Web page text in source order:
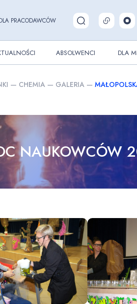
PRACODAWCÓW Pokaż/ukryj
ABSOLWENCI DLA
— CHEMIA — GALERIA —
NAUKOWCÓW